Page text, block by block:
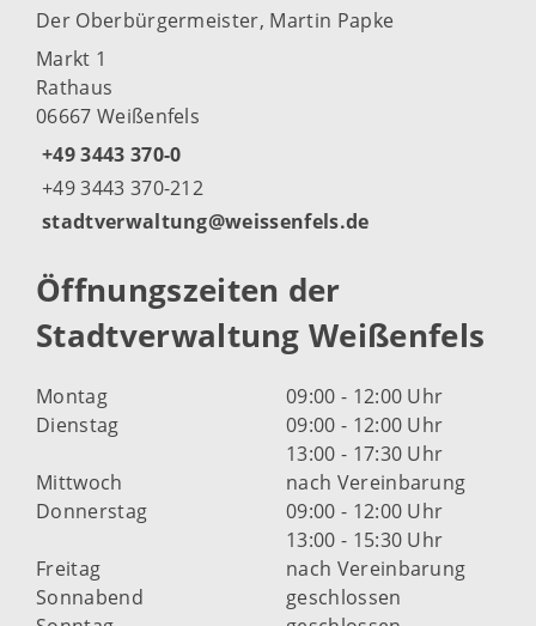
Der Oberbürgermeister, Martin Papke
Markt 1
Rathaus
06667 Weißenfels
+49 3443 370-0
+49 3443 370-212
stadtverwaltung@weissenfels.de
Öffnungszeiten der
Stadtverwaltung Weißenfels
Montag
09:00 - 12:00 Uhr
Dienstag
09:00 - 12:00 Uhr
13:00 - 17:30 Uhr
Mittwoch
nach Vereinbarung
Donnerstag
09:00 - 12:00 Uhr
13:00 - 15:30 Uhr
Freitag
nach Vereinbarung
Sonnabend
geschlossen